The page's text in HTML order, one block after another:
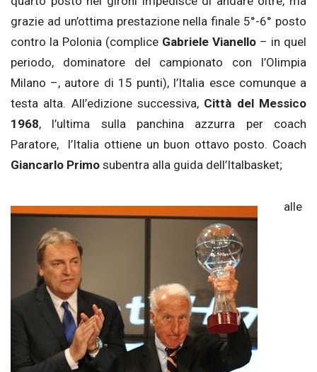
grazie ad un’ottima prestazione nella finale 5°-6° posto
contro la Polonia (complice Gabriele Vianello – in quel
periodo, dominatore del campionato con l’Olimpia
Milano –, autore di 15 punti), l’Italia esce comunque a
testa alta. All’edizione successiva, Città del Messico
1968, l’ultima sulla panchina azzurra per coach
Paratore, l’Italia ottiene un buon ottavo posto. Coach
Giancarlo Primo subentra alla guida dell’Italbasket;
alle